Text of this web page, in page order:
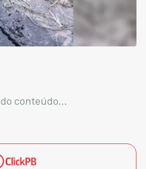
conteúdo...